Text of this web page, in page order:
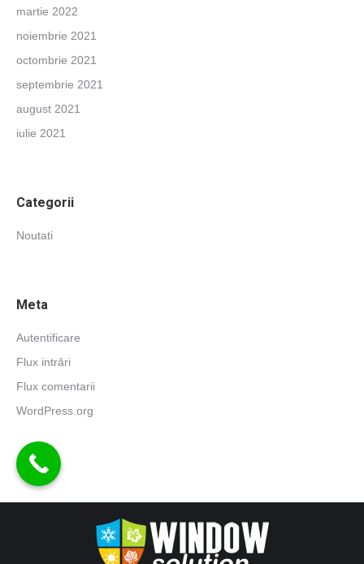
martie 2022
noiembrie 2021
octombrie 2021
septembrie 2021
august 2021
iulie 2021
Categorii
Noutati
Meta
Autentificare
Flux intrări
Flux comentarii
WordPress.org